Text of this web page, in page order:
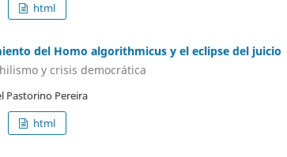
html
del Homo algorithmicus y el eclipse del juicio
y crisis democrática
Pastorino Pereira
html